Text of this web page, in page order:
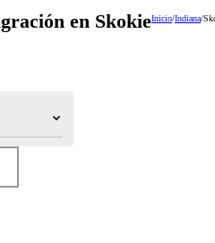
en SkokieInicio/Indiana/